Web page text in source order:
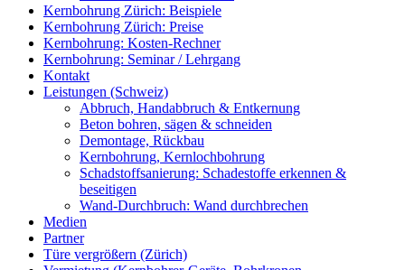
Kernbohrung Zürich: Beispiele
Kernbohrung Zürich: Preise
Kernbohrung: Kosten-Rechner
Kernbohrung: Seminar / Lehrgang
Kontakt
Leistungen (Schweiz)
Abbruch, Handabbruch & Entkernung
Beton bohren, sägen & schneiden
Demontage, Rückbau
Kernbohrung, Kernlochbohrung
Schadstoffsanierung: Schadestoffe erkennen &
beseitigen
Wand-Durchbruch: Wand durchbrechen
Medien
Partner
Türe vergrößern (Zürich)